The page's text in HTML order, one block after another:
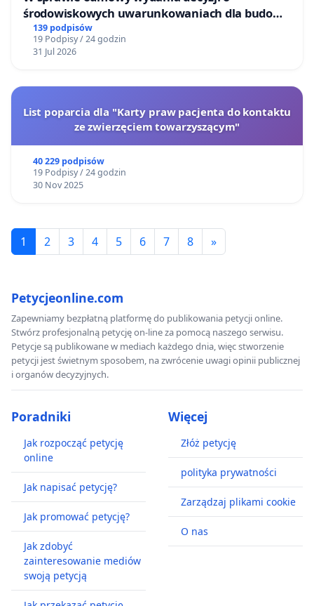
środowiskowych uwarunkowaniach dla budowy
zakładu wytwarzania biometanu „Krynki” w
Ostrowiu Południowym oraz ochrony
mieszkańców i Puszczy Knyszyńskiej
139 podpisów
19 Podpisy / 24 godzin
31 Jul 2026
List poparcia dla "Karty praw pacjenta do kontaktu
ze zwierzęciem towarzyszącym"
40 229 podpisów
19 Podpisy / 24 godzin
30 Nov 2025
1 2 3 4 5 6 7 8 »
Petycjeonline.com
Zapewniamy bezpłatną platformę do publikowania petycji online.
Stwórz profesjonalną petycję on-line za pomocą naszego serwisu.
Petycje są publikowane w mediach każdego dnia, więc stworzenie
petycji jest świetnym sposobem, na zwrócenie uwagi opinii publicznej
i organów decyzyjnych.
Poradniki
Jak rozpocząć petycję
online
Jak napisać petycję?
Jak promować petycję?
Jak zdobyć
zainteresowanie mediów
swoją petycją
Więcej
Złóż petycję
polityka prywatności
Zarządzaj plikami cookie
O nas